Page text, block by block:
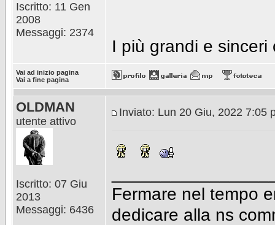
Iscritto: 11 Gen
2008
Messaggi: 2374
I più grandi e
Vai ad inizio pagina
Vai a fine pagina
OLDMAN
utente attivo
Iscritto: 07 Giu
2013
Messaggi: 6436
Inviato: Lun 20 Giu, 2022 7:05
Fermare nel tempo
dedicare alla ns